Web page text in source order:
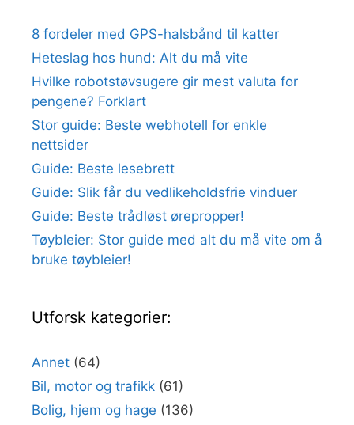
8 fordeler med GPS-halsbånd til katter
Heteslag hos hund: Alt du må vite
Hvilke robotstøvsugere gir mest valuta for
pengene? Forklart
Stor guide: Beste webhotell for enkle
nettsider
Guide: Beste lesebrett
Guide: Slik får du vedlikeholdsfrie vinduer
Guide: Beste trådløst ørepropper!
Tøybleier: Stor guide med alt du må vite om å
bruke tøybleier!
Utforsk kategorier:
Annet (64)
Bil, motor og trafikk (61)
Bolig, hjem og hage (136)